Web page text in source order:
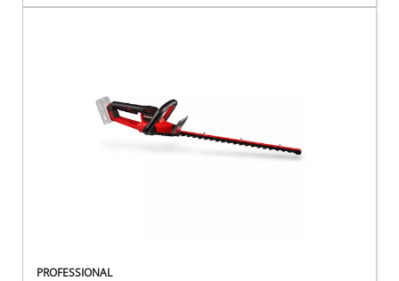
PROFESSIONAL